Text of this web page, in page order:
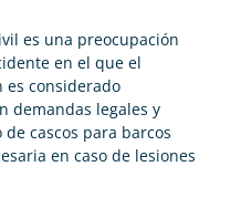
es una preocupación
en el que el
es considerado
demandas legales y
cascos para barcos
en caso de lesiones